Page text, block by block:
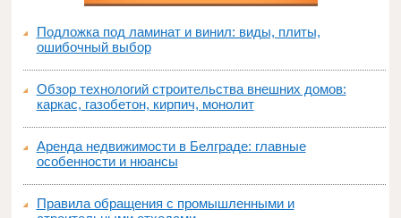
Подложка под ламинат и винил: виды, плиты,
ошибочный выбор
Обзор технологий строительства внешних домов:
каркас, газобетон, кирпич, монолит
Аренда недвижимости в Белграде: главные
особенности и нюансы
Правила обращения с промышленными и